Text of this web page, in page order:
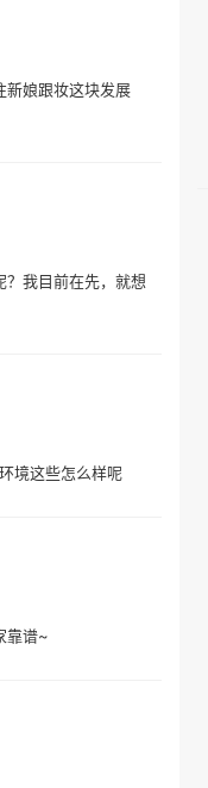
新娘跟妆这块发展
？我目前在先，就想
境这些怎么样呢
靠谱~